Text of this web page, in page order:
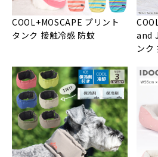
COOL+MOSCAPE プリント
タンク 接触冷感 防蚊
and
ンク